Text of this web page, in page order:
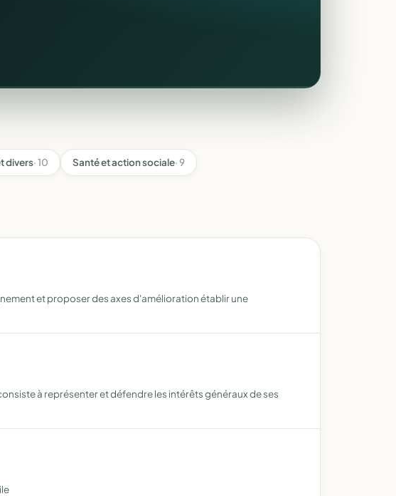
divers· 10 Santé et action sociale· 9
et proposer des axes d'amélioration établir une
à représenter et défendre les intérêts généraux de ses